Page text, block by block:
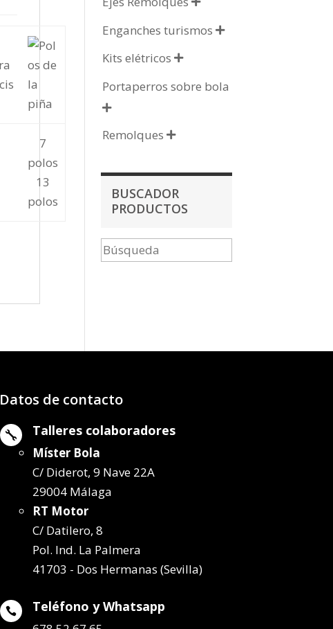
7
polos
13
polos
Enganches turismos 
Kits elétricos 
Portaperros sobre bola

Remolques 
BUSCADOR
PRODUCTOS
Datos de contacto
 Talleres colaboradores
Míster Bola
C/ Diderot, 9 Nave 22A
29004 Málaga
RT Motor
C/ Datilero, 8
Pol. Ind. La Palmera
41703 - Dos Hermanas (Sevilla)
 Teléfono y Whatsapp